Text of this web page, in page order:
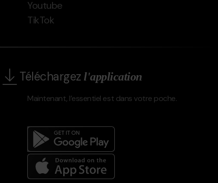
Youtube
TikTok
Téléchargezl'application
Maintenant, l’essentiel est dans votre poche.